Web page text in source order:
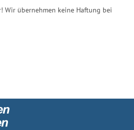
Wir übernehmen keine Haftung bei